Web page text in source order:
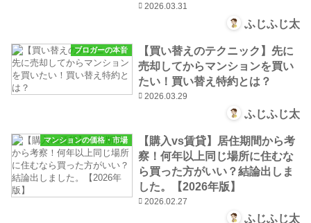
2026.03.31
ふじふじ太
ブロガーの本音
【買い替えのテクニック】先に
売却してからマンションを買い
たい！買い替え特約とは？
2026.03.29
ふじふじ太
マンションの価格・市場
【購入vs賃貸】居住期間から考
察！何年以上同じ場所に住むな
ら買った方がいい？結論出しま
した。【2026年版】
2026.02.27
ふじふじ太